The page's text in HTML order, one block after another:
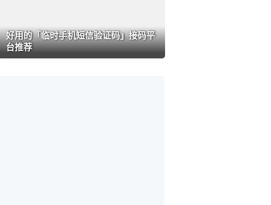
好用的「临时手机短信验证码」接码平
台推荐